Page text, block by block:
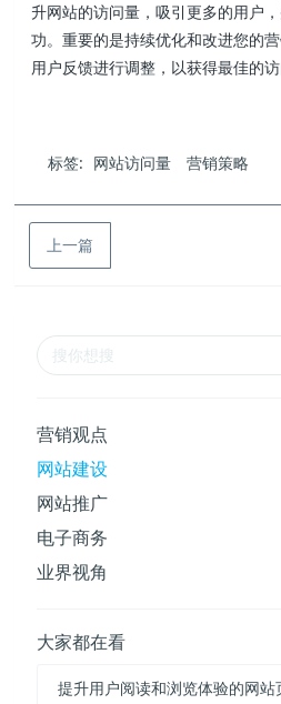
升网站的访问量，吸引更多的用户
功。重要的是持续优化和改进您的
用户反馈进行调整，以获得最佳的访
标签: 网站访问量 营销策略
上一篇
营销观点
网站建设
网站推广
电子商务
业界视角
大家都在看
提升用户阅读和浏览体验的网